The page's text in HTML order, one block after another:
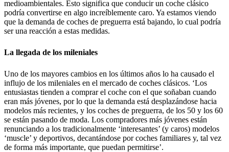
medioambientales. Esto significa que conducir un coche clásico
podría convertirse en algo increíblemente caro. Ya estamos viendo
que la demanda de coches de preguerra está bajando, lo cual podría
ser una reacción a estas medidas.
La llegada de los mileniales
Uno de los mayores cambios en los últimos años lo ha causado el
influjo de los mileniales en el mercado de coches clásicos. ‘Los
entusiastas tienden a comprar el coche con el que soñaban cuando
eran más jóvenes, por lo que la demanda está desplazándose hacia
modelos más recientes, y los coches de preguerra, de los 50 y los 60
se están pasando de moda. Los compradores más jóvenes están
renunciando a los tradicionalmente ‘interesantes’ (y caros) modelos
‘muscle’ y deportivos, decantándose por coches familiares y, tal vez
de forma más importante, que puedan permitirse’.